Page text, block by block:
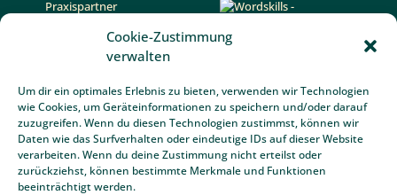
Cookie-Zustimmung
verwalten
Um dir ein optimales Erlebnis zu bieten, verwenden wir Technologien
wie Cookies, um Geräteinformationen zu speichern und/oder darauf
zuzugreifen. Wenn du diesen Technologien zustimmst, können wir
Daten wie das Surfverhalten oder eindeutige IDs auf dieser Website
verarbeiten. Wenn du deine Zustimmung nicht erteilst oder
zurückziehst, können bestimmte Merkmale und Funktionen
beeinträchtigt werden.